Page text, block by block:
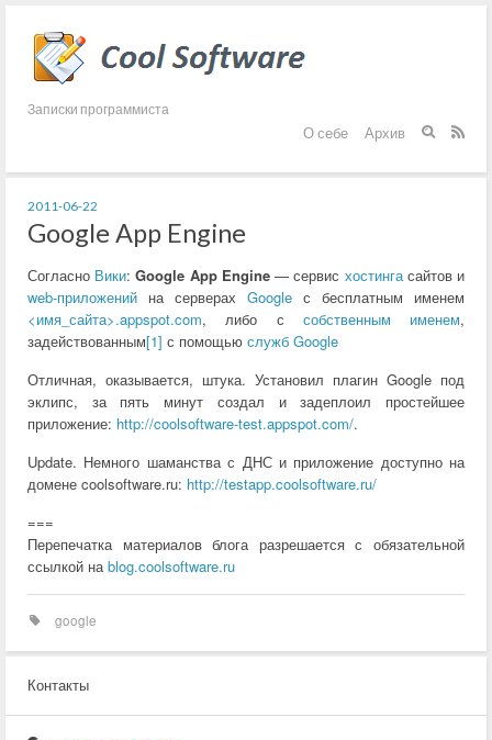
Записки программиста
О себе Архив  
2011-06-22
Google App Engine
Согласно Вики:Google App Engine— сервис хостингасайтов и
web-приложений на серверах Google с бесплатным именем
<имя_сайта>.appspot.com, либо с собственным именем,
задействованным[1] с помощью служб Google
Отличная, оказывается, штука. Установил плагин Google под
эклипс, за пять минут создал и задеплоил простейшее
приложение: http://coolsoftware-test.appspot.com/.
Update. Немного шаманства с ДНС и приложение доступно на
домене coolsoftware.ru: http://testapp.coolsoftware.ru/
===
Перепечатка материалов блога разрешается с обязательной
ссылкой наblog.coolsoftware.ru
google
Контакты